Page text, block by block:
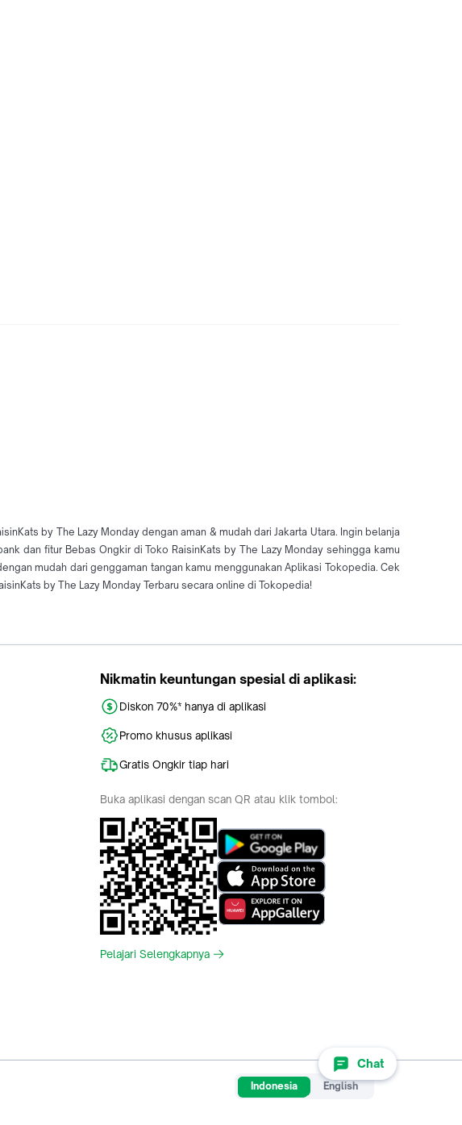
by The Lazy Monday dengan aman & mudah dari Jakarta Utara. Ingin belanja
dan fitur Bebas Ongkir di Toko RaisinKats by The Lazy Monday sehingga kamu
mudah dari genggaman tangan kamu menggunakan Aplikasi Tokopedia. Cek
by The Lazy Monday Terbaru secara online di Tokopedia!
Chat
Nikmatin keuntungan spesial di aplikasi:
Diskon 70%* hanya di aplikasi
Promo khusus aplikasi
Gratis Ongkir tiap hari
Buka aplikasi dengan scan QR atau klik tombol:
Pelajari Selengkapnya
Indonesia English